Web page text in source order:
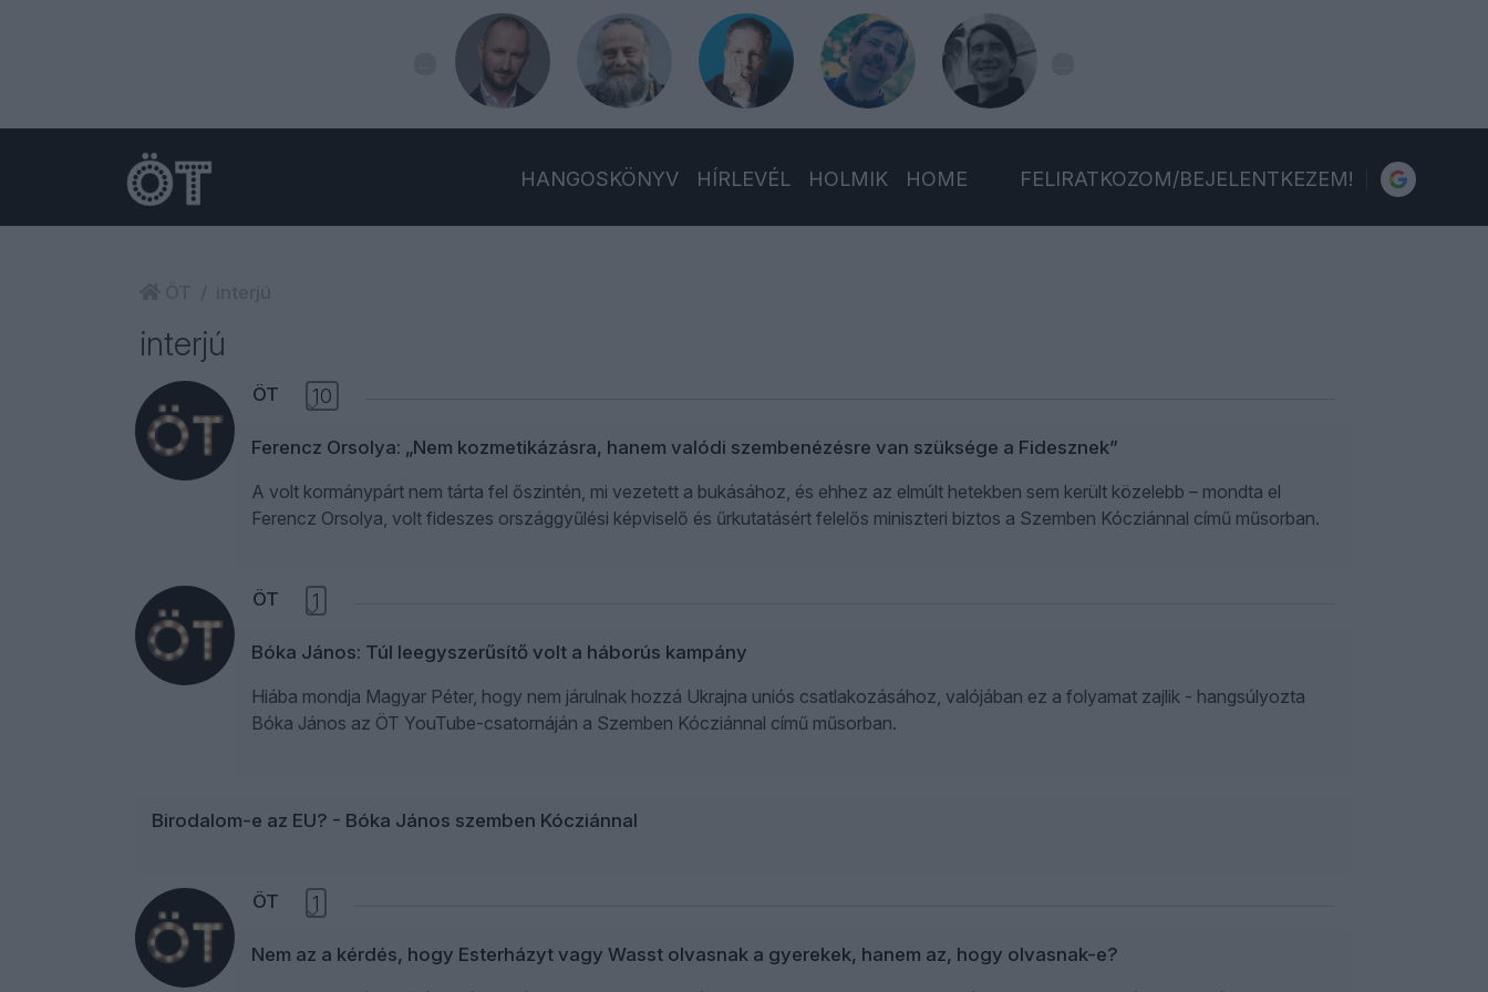
HANGOSKÖNYV HÍRLEVÉL HOLMIK HOME FELIRATKOZOM/BEJELENTKEZEM!
interjú
ÖT 10
Ferencz Orsolya: „Nem kozmetikázásra, hanem valódi szembenézésre van szüksége a Fidesznek”
A volt kormánypárt nem tárta fel őszintén, mi vezetett a bukásához, és ehhez az elmúlt hetekben sem került közelebb – mondta el
Ferencz Orsolya, volt fideszes országgyűlési képviselő és űrkutatásért felelős miniszteri biztos a Szemben Kócziánnal című műsorban.
ÖT 1
Bóka János: Túl leegyszerűsítő volt a háborús kampány
Hiába mondja Magyar Péter, hogy nem járulnak hozzá Ukrajna uniós csatlakozásához, valójában ez a folyamat zajlik - hangsúlyozta
Bóka János az ÖT YouTube-csatornáján a Szemben Kócziánnal című műsorban.
Birodalom-e az EU? - Bóka János szemben Kócziánnal
ÖT 1
Nem az a kérdés, hogy Esterházyt vagy Wasst olvasnak a gyerekek, hanem az, hogy olvasnak-e?